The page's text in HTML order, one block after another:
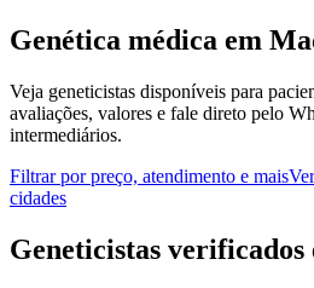
Genética médica em
Veja geneticistas disponíveis para
avaliações, valores e fale direto pelo
intermediários.
Filtrar por preço, atendimento e mais
cidades
Geneticistas verificados